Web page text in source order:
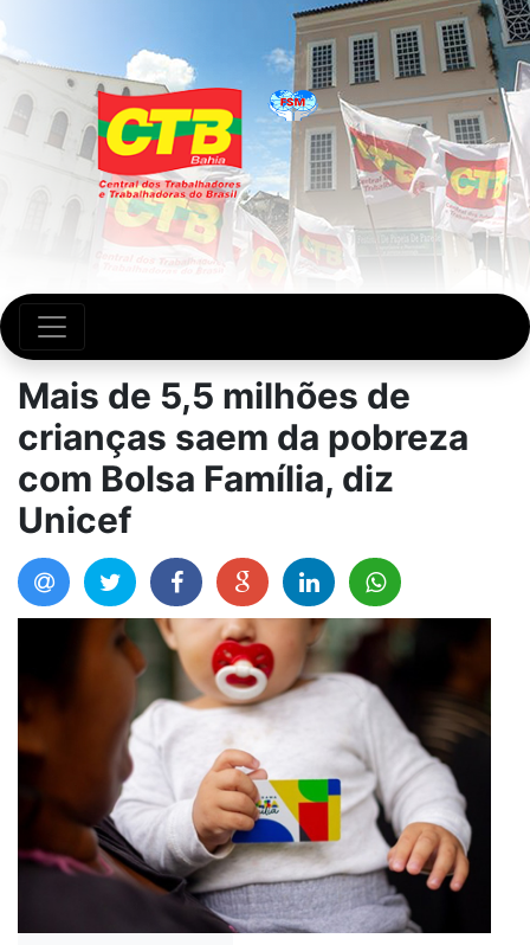
Mais de 5,5 milhões de
crianças saem da pobreza
com Bolsa Família, diz
Unicef